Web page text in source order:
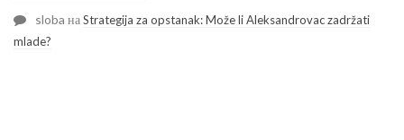
sloba наStrategija za opstanak: Može li Aleksandrovac zadržati
mlade?